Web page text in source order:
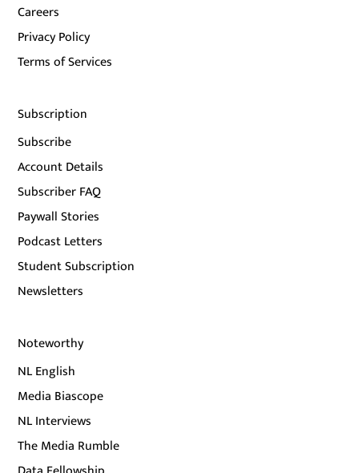
Careers
Privacy Policy
Terms of Services
Subscription
Subscribe
Account Details
Subscriber FAQ
Paywall Stories
Podcast Letters
Student Subscription
Newsletters
Noteworthy
NL English
Media Biascope
NL Interviews
The Media Rumble